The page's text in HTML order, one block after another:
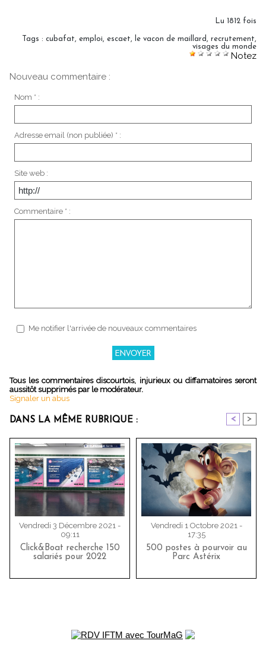
Lu 1812 fois
Tags : cubafat emploi escaet le vacon de maillard recrutement
visages du monde
Notez
Nouveau commentaire :
Nom * :
Adresse email (non publiée) * :
Site web :
Commentaire * :
Me notifier l'arrivée de nouveaux commentaires
Tous les commentaires discourtois, injurieux ou diffamatoires seront
aussitôt supprimés par le modérateur.
Signaler un abus
DANS LA MÊME RUBRIQUE : < >
Vendredi 3 Décembre 2021 -
09:11
Click&Boat recherche 150
salariés pour 2022
Vendredi 1 Octobre 2021 -
17:35
500 postes à pourvoir au
Parc Astérix